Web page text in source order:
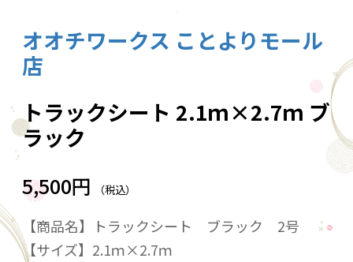
1
オオチワークス ことよりモール
店
トラックシート 2.1ｍ×2.7ｍ ブ
ラック
5,500円 （税込）
【商品名】トラックシート ブラック 2号
【サイズ】2.1ｍ×2.7ｍ